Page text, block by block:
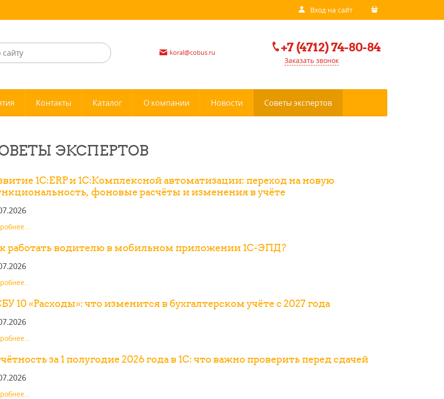
Вход на сайт
koral@cobus.ru +7 (4712) 74-80-84
Заказать звонок
Контакты Каталог О компании Новости Советы экспертов
ЭКСПЕРТОВ
1С:ERP и 1С:Комплексной автоматизации: переход на новую
фоновые расчёты и изменения в учёте
работать водителю в мобильном приложении 1С-ЭПД?
10 «Расходы»: что изменится в бухгалтерском учёте с 2027 года
за 1 полугодие 2026 года в 1С: что важно проверить перед сдачей